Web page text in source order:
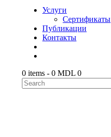
Услуги
Сертификаты
Публикации
Контакты
0 items -0 MDL 0